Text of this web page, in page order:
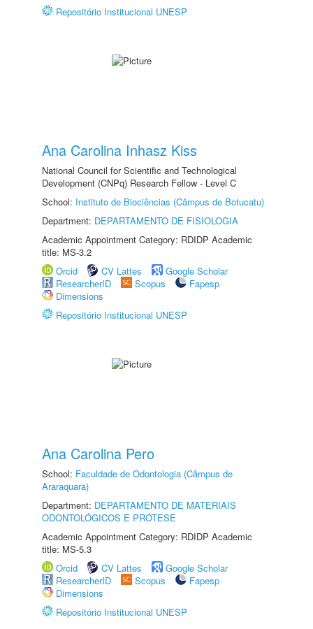
Repositório Institucional UNESP
Ana Carolina Inhasz Kiss
National Council for Scientific and Technological
Development (CNPq) Research Fellow - Level C
School: Instituto de Biociências (Câmpus de Botucatu)
Department: DEPARTAMENTO DE FISIOLOGIA
Academic Appointment Category: RDIDP Academic
title: MS-3.2
Orcid
CV Lattes
Google Scholar
ResearcherID
Scopus
Fapesp
Dimensions
Repositório Institucional UNESP
Ana Carolina Pero
School: Faculdade de Odontologia (Câmpus de
Araraquara)
Department: DEPARTAMENTO DE MATERIAIS
ODONTOLÓGICOS E PRÓTESE
Academic Appointment Category: RDIDP Academic
title: MS-5.3
Orcid
CV Lattes
Google Scholar
ResearcherID
Scopus
Fapesp
Dimensions
Repositório Institucional UNESP